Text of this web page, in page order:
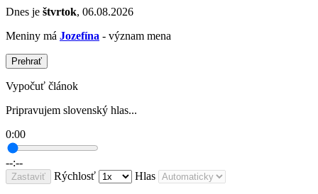
Dnes je štvrtok, 06.08.2026
Meniny má Jozefína - význam mena
Prehrať
Vypočuť článok
Pripravujem slovenský hlas...
0:00
--:--
Zastaviť Rýchlosť Hlas